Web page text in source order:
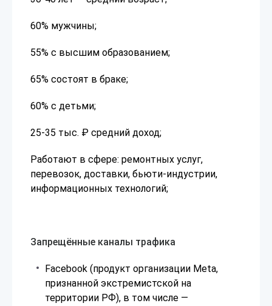
60% мужчины;
55% с высшим образованием;
65% состоят в браке;
60% с детьми;
25-35 тыс. ₽ средний доход;
Работают в сфере: ремонтных услуг,
перевозок, доставки, бьюти-индустрии,
информационных технологий;
Запрещённые каналы трафика
Facebook (продукт организации Meta,
признанной экстремистской на
территории РФ), в том числе —